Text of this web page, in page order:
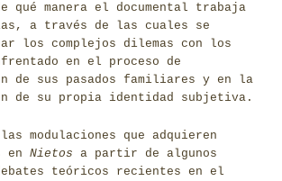
qué manera el documental trabaja
a través de las cuales se
los complejos dilemas con los
en el proceso de
de sus pasados familiares y en la
de su propia identidad subjetiva.
modulaciones que adquieren
en Nietos a partir de algunos
teóricos recientes en el